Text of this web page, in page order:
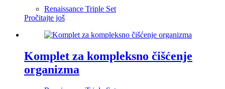
Renaissance Triple Set
Pročitajte još
Komplet za kompleksno čišćenje
organizma